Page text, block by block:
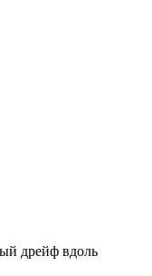
дрейф вдоль